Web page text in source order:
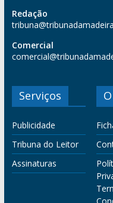
Redação
Comercial
Serviços
Publicidade
Tribuna do Leitor
Assinaturas